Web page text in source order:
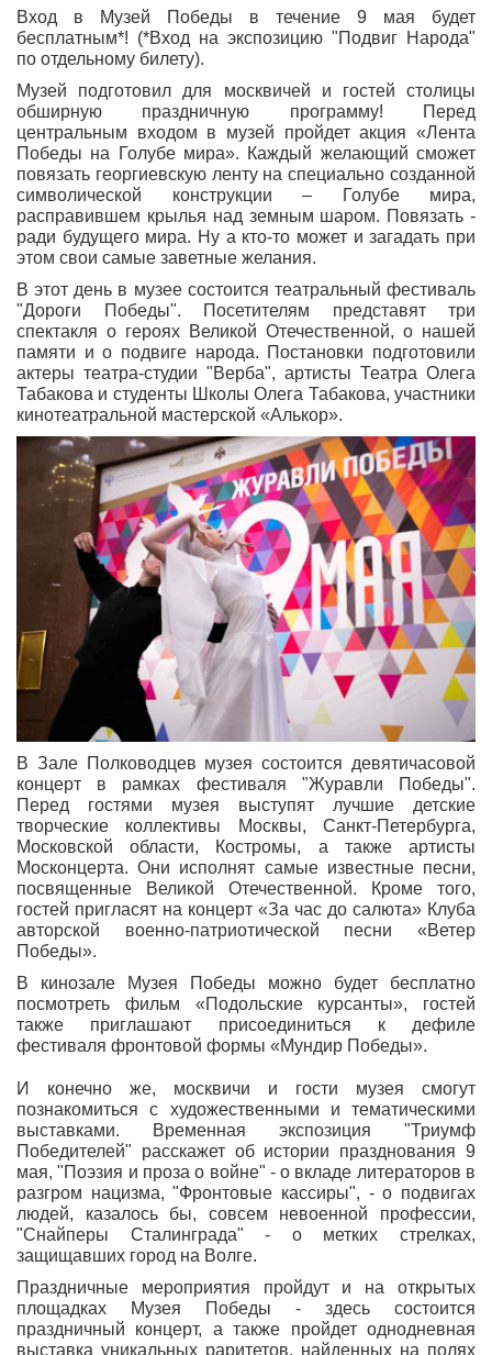
Вход в Музей Победы в течение 9 мая будет
бесплатным*! (*Вход на экспозицию "Подвиг Народа"
по отдельному билету).
Музей подготовил для москвичей и гостей столицы
обширную праздничную программу! Перед
центральным входом в музей пройдет акция «Лента
Победы на Голубе мира». Каждый желающий сможет
повязать георгиевскую ленту на специально созданной
символической конструкции – Голубе мира,
расправившем крылья над земным шаром. Повязать -
ради будущего мира. Ну а кто-то может и загадать при
этом свои самые заветные желания.
В этот день в музее состоится театральный фестиваль
"Дороги Победы". Посетителям представят три
спектакля о героях Великой Отечественной, о нашей
памяти и о подвиге народа. Постановки подготовили
актеры театра-студии "Верба", артисты Театра Олега
Табакова и студенты Школы Олега Табакова, участники
кинотеатральной мастерской «Алькор».
В Зале Полководцев музея состоится девятичасовой
концерт в рамках фестиваля "Журавли Победы".
Перед гостями музея выступят лучшие детские
творческие коллективы Москвы, Санкт-Петербурга,
Московской области, Костромы, а также артисты
Москонцерта. Они исполнят самые известные песни,
посвященные Великой Отечественной. Кроме того,
гостей пригласят на концерт «За час до салюта» Клуба
авторской военно-патриотической песни «Ветер
Победы».
В кинозале Музея Победы можно будет бесплатно
посмотреть фильм «Подольские курсанты», гостей
также приглашают присоединиться к дефиле
фестиваля фронтовой формы «Мундир Победы».
И конечно же, москвичи и гости музея смогут
познакомиться с художественными и тематическими
выставками. Временная экспозиция "Триумф
Победителей" расскажет об истории празднования 9
мая, "Поэзия и проза о войне" - о вкладе литераторов в
разгром нацизма, "Фронтовые кассиры", - о подвигах
людей, казалось бы, совсем невоенной профессии,
"Снайперы Сталинграда" - о метких стрелках,
защищавших город на Волге.
Праздничные мероприятия пройдут и на открытых
площадках Музея Победы - здесь состоится
праздничный концерт, а также пройдет однодневная
выставка уникальных раритетов, найденных на полях